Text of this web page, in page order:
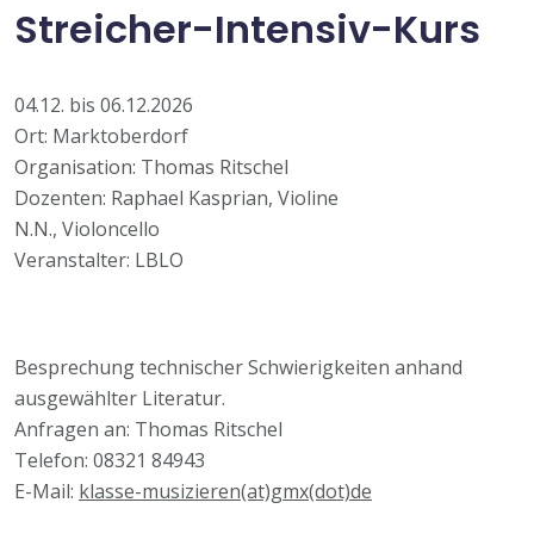
Streicher-Intensiv-Kurs
04.12. bis 06.12.2026
Ort: Marktoberdorf
Organisation: Thomas Ritschel
Dozenten: Raphael Kasprian, Violine
N.N., Violoncello
Veranstalter: LBLO
Besprechung technischer Schwierigkeiten anhand
ausgewählter Literatur.
Anfragen an: Thomas Ritschel
Telefon: 08321 84943
E-Mail: klasse-musizieren(at)gmx(dot)de